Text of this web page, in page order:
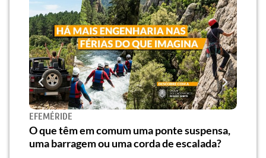
EFEMÉRIDE
O que têm em comum uma ponte suspensa,
uma barragem ou uma corda de escalada?